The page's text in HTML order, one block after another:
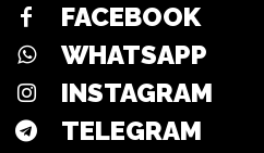
FACEBOOK
WHATSAPP
INSTAGRAM
TELEGRAM